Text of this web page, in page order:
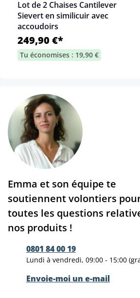
Lot de 2 Chaises Cantilever
Sievert en similicuir avec
accoudoirs
249,90 €*
Tu économises : 19,90 €
Emma et son équipe te
soutiennent volontiers
toutes les questions
nos produits !
0801 84 00 19
Lundi à vendredi, 09:00 - 15:00
Envoie-moi un e-mail